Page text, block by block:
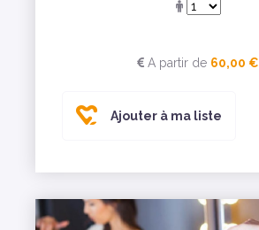
A partir de 60,00 €
Ajouter à ma liste